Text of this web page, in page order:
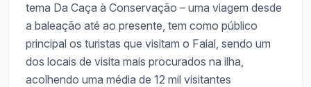
tema Da Caça à Conservação – uma viagem desde
a baleação até ao presente, tem como público
principal os turistas que visitam o Faial, sendo um
dos locais de visita mais procurados na ilha,
acolhendo uma média de 12 mil visitantes